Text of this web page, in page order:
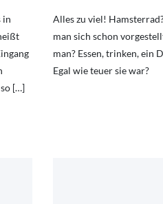
in
[…]
Alles zu viel!
man sich schon
man? Essen, trinken, ein
Egal wie teuer sie war?